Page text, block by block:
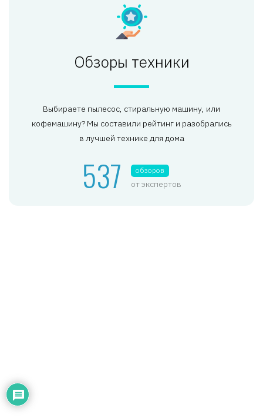
Обзоры техники
Выбираете пылесос, стиральную машину, или
кофемашину? Мы составили рейтинг и разобрались
в лучшей технике для дома
537 обзоров
от экспертов